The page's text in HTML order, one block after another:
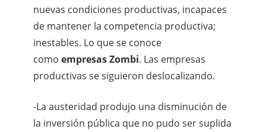
nuevas condiciones productivas, incapaces
de mantener la competencia productiva;
inestables. Lo que se conoce
como empresas Zombi. Las empresas
productivas se siguieron deslocalizando.
-La austeridad produjo una disminución de
la inversión pública que no pudo ser suplida